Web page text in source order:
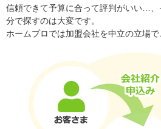
信頼できて予算に合って評判がいい…、
分で探すのは大変です。
ホームプロでは加盟会社を中立の立場で